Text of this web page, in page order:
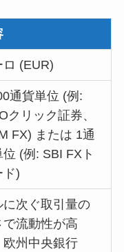
ロ (EUR)
通貨単位 (例:
クリック証券、
FX) または 1通
位 (例: SBI FXト
ド)
に次ぐ取引量の
で流動性が高
欧州中央銀行